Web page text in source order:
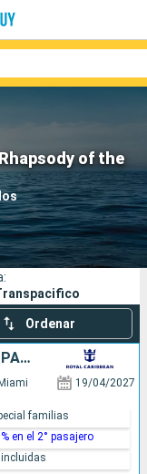
of the
Compañías
Ordenar
ESTADOS UNIDOS, MARRUECOS, ESPAÑA
Miami 19/04/2027
familias
en el 2° pasajero